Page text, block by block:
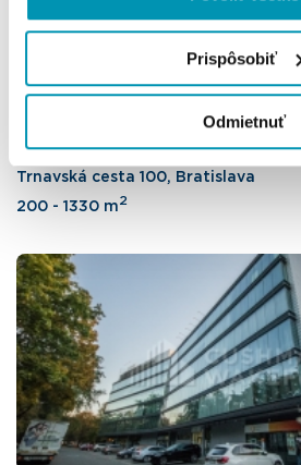
Prispôsobiť
Odmietnuť
Omnipolis
Trnavská cesta 100, Bratislava
200 - 1330 m2